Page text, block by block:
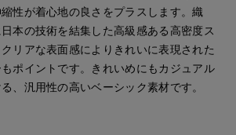
性が着心地の良さをプラスします。織
本の技術を結集した高級感ある高密度ス
リアな表面感によりきれいに表現された
ポイントです。きれいめにもカジュアル
、汎用性の高いベーシック素材です。